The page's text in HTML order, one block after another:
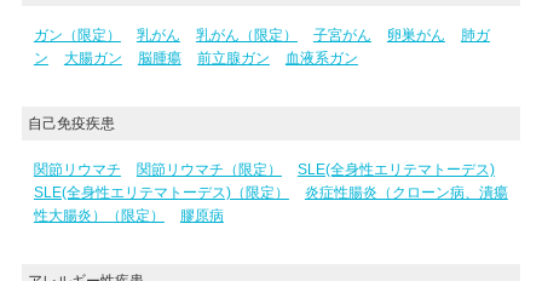
ガン（限定） 乳がん 乳がん（限定） 子宮がん 卵巣がん
肺ガ
ン
大腸ガン 脳腫瘍 前立腺ガン 血液系ガン
自己免疫疾患
関節リウマチ 関節リウマチ（限定）
SLE(全身性エリテマトーデス)
SLE(全身性エリテマトーデス)（限定）
炎症性腸炎（クローン病、潰瘍
性大腸炎）（限定）
膠原病